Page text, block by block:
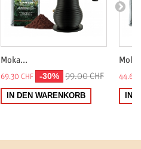
Moka...
69.30 CHF -30% 99.00 CHF
IN DEN WARENKORB
44.68
IN